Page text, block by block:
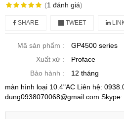
(1 đánh giá)
SHARE TWEET
Mã sản phẩm :
GP4500 series
Xuất xứ :
Proface
Bảo hành :
12 tháng
màn hình loại 10.4"AC Liên hệ:
dung0938070068@gmail.com